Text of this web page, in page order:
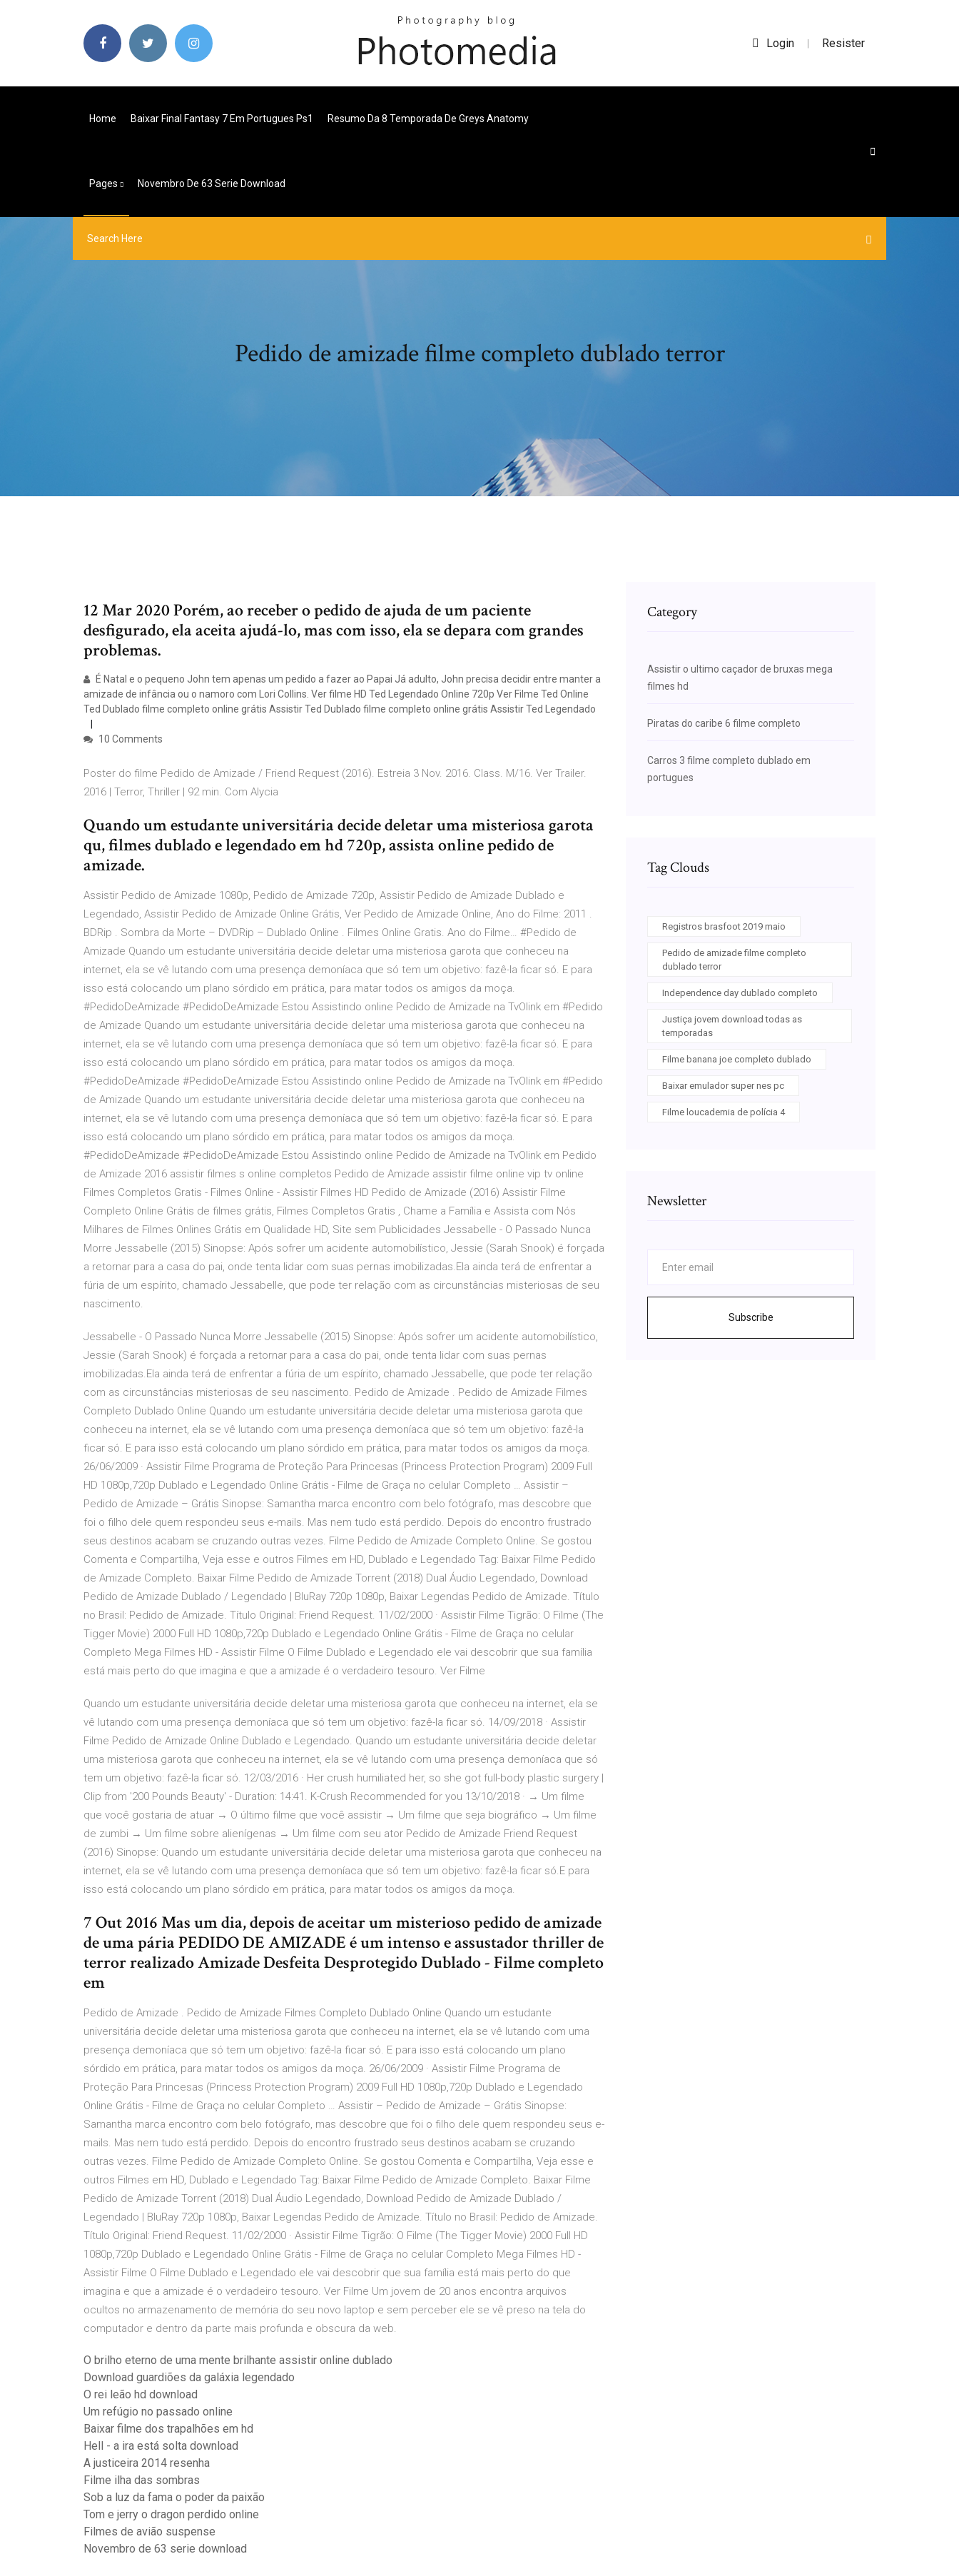
Login | Resister
Home Baixar Final Fantasy 7 Em Portugues Ps1 Resumo Da 8 Temporada De Greys Anatomy
Pages Novembro De 63 Serie Download
Pedido de amizade filme completo dublado terror
12 Mar 2020 Porém, ao receber o pedido de ajuda de um paciente
desfigurado, ela aceita ajudá-lo, mas com isso, ela se depara com grandes
problemas.
É Natal e o pequeno John tem apenas um pedido a fazer ao Papai Já adulto, John precisa decidir entre manter a
amizade de infância ou o namoro com Lori Collins. Ver filme HD Ted Legendado Online 720p Ver Filme Ted Online
Ted Dublado filme completo online grátis Assistir Ted Dublado filme completo online grátis Assistir Ted Legendado
10 Comments
Poster do filme Pedido de Amizade / Friend Request (2016). Estreia 3 Nov. 2016. Class. M/16. Ver Trailer.
2016 | Terror, Thriller | 92 min. Com Alycia
Quando um estudante universitária decide deletar uma misteriosa garota
qu, filmes dublado e legendado em hd 720p, assista online pedido de
amizade.
Assistir Pedido de Amizade 1080p, Pedido de Amizade 720p, Assistir Pedido de Amizade Dublado e
Legendado, Assistir Pedido de Amizade Online Grátis, Ver Pedido de Amizade Online, Ano do Filme: 2011 .
BDRip . Sombra da Morte – DVDRip – Dublado Online . Filmes Online Gratis. Ano do Filme… #Pedido de
Amizade Quando um estudante universitária decide deletar uma misteriosa garota que conheceu na
internet, ela se vê lutando com uma presença demoníaca que só tem um objetivo: fazê-la ficar só. E para
isso está colocando um plano sórdido em prática, para matar todos os amigos da moça.
#PedidoDeAmizade #PedidoDeAmizade Estou Assistindo online Pedido de Amizade na TvOlink em #Pedido
de Amizade Quando um estudante universitária decide deletar uma misteriosa garota que conheceu na
internet, ela se vê lutando com uma presença demoníaca que só tem um objetivo: fazê-la ficar só. E para
isso está colocando um plano sórdido em prática, para matar todos os amigos da moça.
#PedidoDeAmizade #PedidoDeAmizade Estou Assistindo online Pedido de Amizade na TvOlink em #Pedido
de Amizade Quando um estudante universitária decide deletar uma misteriosa garota que conheceu na
internet, ela se vê lutando com uma presença demoníaca que só tem um objetivo: fazê-la ficar só. E para
isso está colocando um plano sórdido em prática, para matar todos os amigos da moça.
#PedidoDeAmizade #PedidoDeAmizade Estou Assistindo online Pedido de Amizade na TvOlink em Pedido
de Amizade 2016 assistir filmes s online completos Pedido de Amizade assistir filme online vip tv online
Filmes Completos Gratis - Filmes Online - Assistir Filmes HD Pedido de Amizade (2016) Assistir Filme
Completo Online Grátis de filmes grátis, Filmes Completos Gratis , Chame a Família e Assista com Nós
Milhares de Filmes Onlines Grátis em Qualidade HD, Site sem Publicidades Jessabelle - O Passado Nunca
Morre Jessabelle (2015) Sinopse: Após sofrer um acidente automobilístico, Jessie (Sarah Snook) é forçada
a retornar para a casa do pai, onde tenta lidar com suas pernas imobilizadas.Ela ainda terá de enfrentar a
fúria de um espírito, chamado Jessabelle, que pode ter relação com as circunstâncias misteriosas de seu
nascimento.
Jessabelle - O Passado Nunca Morre Jessabelle (2015) Sinopse: Após sofrer um acidente automobilístico,
Jessie (Sarah Snook) é forçada a retornar para a casa do pai, onde tenta lidar com suas pernas
imobilizadas.Ela ainda terá de enfrentar a fúria de um espírito, chamado Jessabelle, que pode ter relação
com as circunstâncias misteriosas de seu nascimento. Pedido de Amizade . Pedido de Amizade Filmes
Completo Dublado Online Quando um estudante universitária decide deletar uma misteriosa garota que
conheceu na internet, ela se vê lutando com uma presença demoníaca que só tem um objetivo: fazê-la
ficar só. E para isso está colocando um plano sórdido em prática, para matar todos os amigos da moça.
26/06/2009 · Assistir Filme Programa de Proteção Para Princesas (Princess Protection Program) 2009 Full
HD 1080p,720p Dublado e Legendado Online Grátis - Filme de Graça no celular Completo … Assistir –
Pedido de Amizade – Grátis Sinopse: Samantha marca encontro com belo fotógrafo, mas descobre que
foi o filho dele quem respondeu seus e-mails. Mas nem tudo está perdido. Depois do encontro frustrado
seus destinos acabam se cruzando outras vezes. Filme Pedido de Amizade Completo Online. Se gostou
Comenta e Compartilha, Veja esse e outros Filmes em HD, Dublado e Legendado Tag: Baixar Filme Pedido
de Amizade Completo. Baixar Filme Pedido de Amizade Torrent (2018) Dual Áudio Legendado, Download
Pedido de Amizade Dublado / Legendado | BluRay 720p 1080p, Baixar Legendas Pedido de Amizade. Título
no Brasil: Pedido de Amizade. Título Original: Friend Request. 11/02/2000 · Assistir Filme Tigrão: O Filme (The
Tigger Movie) 2000 Full HD 1080p,720p Dublado e Legendado Online Grátis - Filme de Graça no celular
Completo Mega Filmes HD - Assistir Filme O Filme Dublado e Legendado ele vai descobrir que sua família
está mais perto do que imagina e que a amizade é o verdadeiro tesouro. Ver Filme
Quando um estudante universitária decide deletar uma misteriosa garota que conheceu na internet, ela se
vê lutando com uma presença demoníaca que só tem um objetivo: fazê-la ficar só. 14/09/2018 · Assistir
Filme Pedido de Amizade Online Dublado e Legendado. Quando um estudante universitária decide deletar
uma misteriosa garota que conheceu na internet, ela se vê lutando com uma presença demoníaca que só
tem um objetivo: fazê-la ficar só. 12/03/2016 · Her crush humiliated her, so she got full-body plastic surgery |
Clip from '200 Pounds Beauty' - Duration: 14:41. K-Crush Recommended for you 13/10/2018 · → Um filme
que você gostaria de atuar → O último filme que você assistir → Um filme que seja biográfico → Um filme
de zumbi → Um filme sobre alienígenas → Um filme com seu ator Pedido de Amizade Friend Request
(2016) Sinopse: Quando um estudante universitária decide deletar uma misteriosa garota que conheceu na
internet, ela se vê lutando com uma presença demoníaca que só tem um objetivo: fazê-la ficar só.E para
isso está colocando um plano sórdido em prática, para matar todos os amigos da moça.
7 Out 2016 Mas um dia, depois de aceitar um misterioso pedido de amizade
de uma pária PEDIDO DE AMIZADE é um intenso e assustador thriller de
terror realizado Amizade Desfeita Desprotegido Dublado - Filme completo
em
Pedido de Amizade . Pedido de Amizade Filmes Completo Dublado Online Quando um estudante
universitária decide deletar uma misteriosa garota que conheceu na internet, ela se vê lutando com uma
presença demoníaca que só tem um objetivo: fazê-la ficar só. E para isso está colocando um plano
sórdido em prática, para matar todos os amigos da moça. 26/06/2009 · Assistir Filme Programa de
Proteção Para Princesas (Princess Protection Program) 2009 Full HD 1080p,720p Dublado e Legendado
Online Grátis - Filme de Graça no celular Completo … Assistir – Pedido de Amizade – Grátis Sinopse:
Samantha marca encontro com belo fotógrafo, mas descobre que foi o filho dele quem respondeu seus e-
mails. Mas nem tudo está perdido. Depois do encontro frustrado seus destinos acabam se cruzando
outras vezes. Filme Pedido de Amizade Completo Online. Se gostou Comenta e Compartilha, Veja esse e
outros Filmes em HD, Dublado e Legendado Tag: Baixar Filme Pedido de Amizade Completo. Baixar Filme
Pedido de Amizade Torrent (2018) Dual Áudio Legendado, Download Pedido de Amizade Dublado /
Legendado | BluRay 720p 1080p, Baixar Legendas Pedido de Amizade. Título no Brasil: Pedido de Amizade.
Título Original: Friend Request. 11/02/2000 · Assistir Filme Tigrão: O Filme (The Tigger Movie) 2000 Full HD
1080p,720p Dublado e Legendado Online Grátis - Filme de Graça no celular Completo Mega Filmes HD -
Assistir Filme O Filme Dublado e Legendado ele vai descobrir que sua família está mais perto do que
imagina e que a amizade é o verdadeiro tesouro. Ver Filme Um jovem de 20 anos encontra arquivos
ocultos no armazenamento de memória do seu novo laptop e sem perceber ele se vê preso na tela do
computador e dentro da parte mais profunda e obscura da web.
O brilho eterno de uma mente brilhante assistir online dublado
Download guardiões da galáxia legendado
O rei leão hd download
Um refúgio no passado online
Baixar filme dos trapalhões em hd
Hell - a ira está solta download
A justiceira 2014 resenha
Filme ilha das sombras
Sob a luz da fama o poder da paixão
Tom e jerry o dragon perdido online
Filmes de avião suspense
Novembro de 63 serie download
Category
Assistir o ultimo caçador de bruxas mega
filmes hd
Piratas do caribe 6 filme completo
Carros 3 filme completo dublado em
portugues
Tag Clouds
Registros brasfoot 2019 maio
Pedido de amizade filme completo
dublado terror
Independence day dublado completo
Justiça jovem download todas as
temporadas
Filme banana joe completo dublado
Baixar emulador super nes pc
Filme loucademia de polícia 4
Newsletter
Subscribe